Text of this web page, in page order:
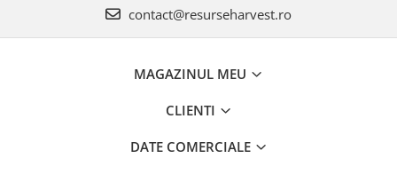
contact@resurseharvest.ro
MAGAZINUL MEU
CLIENTI
DATE COMERCIALE